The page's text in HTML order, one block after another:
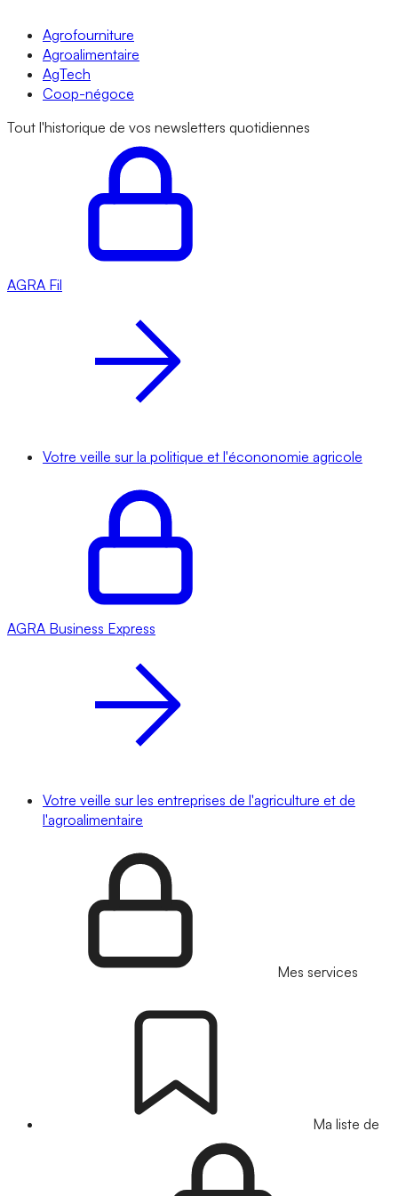
Agrofourniture
Agroalimentaire
AgTech
Coop-négoce
Tout l'historique de vos newsletters quotidiennes
AGRA Fil
Votre veille sur la politique et l'écononomie agricole
AGRA Business Express
Votre veille sur les entreprises de l'agriculture et de
l'agroalimentaire
Mes services
Ma liste de